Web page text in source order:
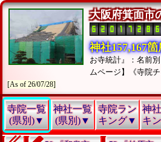
大阪府箕面
神社157,167
お寺統計』：名前
ムページ】《寺院
[As of 26/07/28]
寺院一覧
(県別)▼
神社一覧
(県別)▼
寺院ラン
キング▼
神
キ